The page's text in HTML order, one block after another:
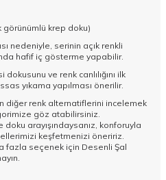
görünümlü krep doku)
nedeniyle, serinin açık renkli
hafif iç gösterme yapabilir.
ve renk canlılığını ilk
yıkama yapılması önerilir.
diğer renk alternatiflerini incelemek
göz atabilirsiniz.
arayışındaysanız, konforuyla
keşfetmenizi öneririz.
fazla seçenek için Desenli Şal